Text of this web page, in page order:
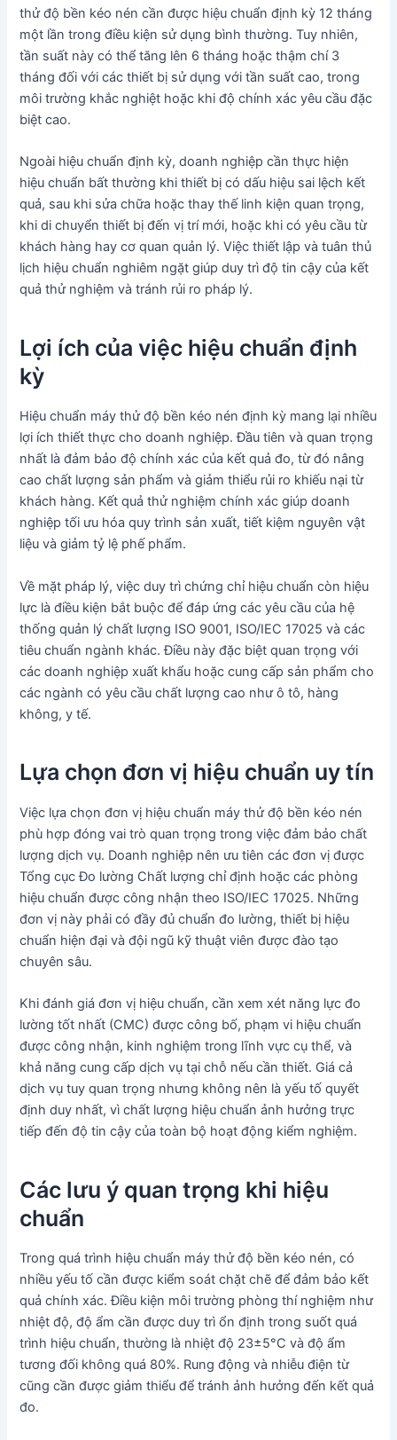
thử độ bền kéo nén cần được hiệu chuẩn định kỳ 12 tháng
một lần trong điều kiện sử dụng bình thường. Tuy nhiên,
tần suất này có thể tăng lên 6 tháng hoặc thậm chí 3
tháng đối với các thiết bị sử dụng với tần suất cao, trong
môi trường khắc nghiệt hoặc khi độ chính xác yêu cầu đặc
biệt cao.
Ngoài hiệu chuẩn định kỳ, doanh nghiệp cần thực hiện
hiệu chuẩn bất thường khi thiết bị có dấu hiệu sai lệch kết
quả, sau khi sửa chữa hoặc thay thế linh kiện quan trọng,
khi di chuyển thiết bị đến vị trí mới, hoặc khi có yêu cầu từ
khách hàng hay cơ quan quản lý. Việc thiết lập và tuân thủ
lịch hiệu chuẩn nghiêm ngặt giúp duy trì độ tin cậy của kết
quả thử nghiệm và tránh rủi ro pháp lý.
Lợi ích của việc hiệu chuẩn định
kỳ
Hiệu chuẩn máy thử độ bền kéo nén định kỳ mang lại nhiều
lợi ích thiết thực cho doanh nghiệp. Đầu tiên và quan trọng
nhất là đảm bảo độ chính xác của kết quả đo, từ đó nâng
cao chất lượng sản phẩm và giảm thiểu rủi ro khiếu nại từ
khách hàng. Kết quả thử nghiệm chính xác giúp doanh
nghiệp tối ưu hóa quy trình sản xuất, tiết kiệm nguyên vật
liệu và giảm tỷ lệ phế phẩm.
Về mặt pháp lý, việc duy trì chứng chỉ hiệu chuẩn còn hiệu
lực là điều kiện bắt buộc để đáp ứng các yêu cầu của hệ
thống quản lý chất lượng ISO 9001, ISO/IEC 17025 và các
tiêu chuẩn ngành khác. Điều này đặc biệt quan trọng với
các doanh nghiệp xuất khẩu hoặc cung cấp sản phẩm cho
các ngành có yêu cầu chất lượng cao như ô tô, hàng
không, y tế.
Lựa chọn đơn vị hiệu chuẩn uy tín
Việc lựa chọn đơn vị hiệu chuẩn máy thử độ bền kéo nén
phù hợp đóng vai trò quan trọng trong việc đảm bảo chất
lượng dịch vụ. Doanh nghiệp nên ưu tiên các đơn vị được
Tổng cục Đo lường Chất lượng chỉ định hoặc các phòng
hiệu chuẩn được công nhận theo ISO/IEC 17025. Những
đơn vị này phải có đầy đủ chuẩn đo lường, thiết bị hiệu
chuẩn hiện đại và đội ngũ kỹ thuật viên được đào tạo
chuyên sâu.
Khi đánh giá đơn vị hiệu chuẩn, cần xem xét năng lực đo
lường tốt nhất (CMC) được công bố, phạm vi hiệu chuẩn
được công nhận, kinh nghiệm trong lĩnh vực cụ thể, và
khả năng cung cấp dịch vụ tại chỗ nếu cần thiết. Giá cả
dịch vụ tuy quan trọng nhưng không nên là yếu tố quyết
định duy nhất, vì chất lượng hiệu chuẩn ảnh hưởng trực
tiếp đến độ tin cậy của toàn bộ hoạt động kiểm nghiệm.
Các lưu ý quan trọng khi hiệu
chuẩn
Trong quá trình hiệu chuẩn máy thử độ bền kéo nén, có
nhiều yếu tố cần được kiểm soát chặt chẽ để đảm bảo kết
quả chính xác. Điều kiện môi trường phòng thí nghiệm như
nhiệt độ, độ ẩm cần được duy trì ổn định trong suốt quá
trình hiệu chuẩn, thường là nhiệt độ 23±5°C và độ ẩm
tương đối không quá 80%. Rung động và nhiễu điện từ
cũng cần được giảm thiểu để tránh ảnh hưởng đến kết quả
đo.